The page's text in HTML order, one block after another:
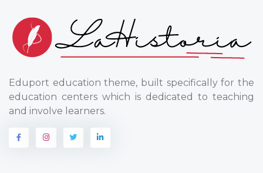
Eduport education theme, built specifically for the
education centers which is dedicated to teaching
and involve learners.